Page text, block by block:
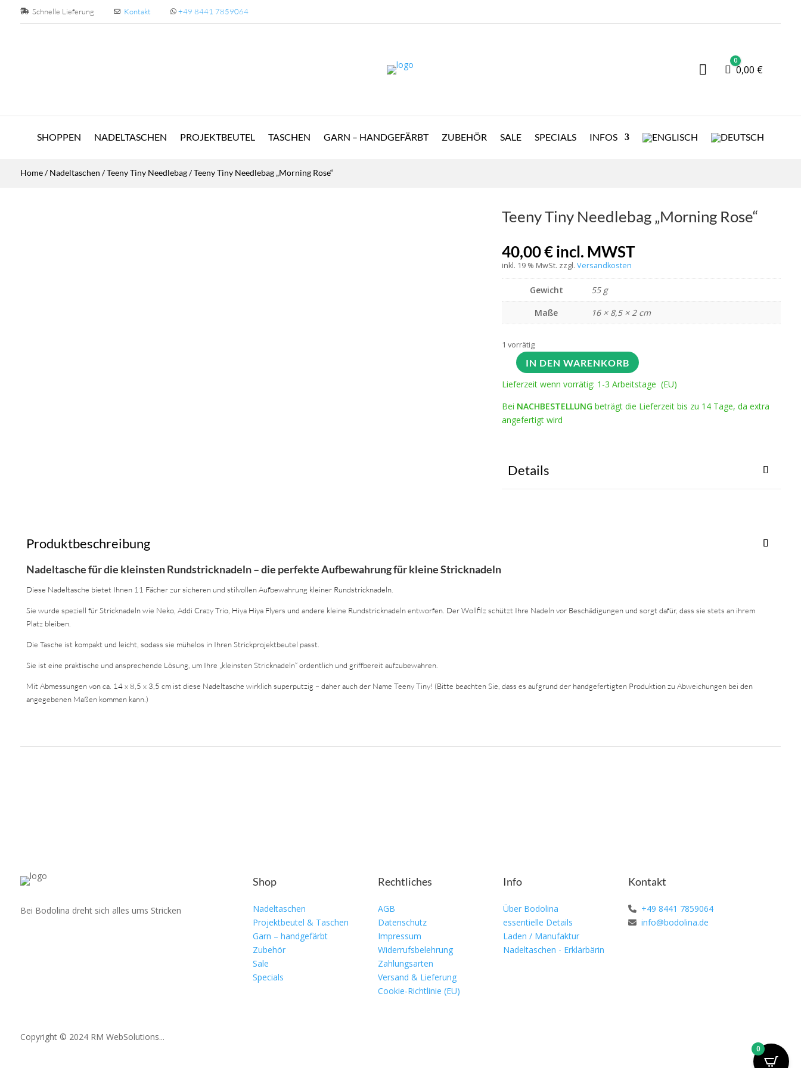
Schnelle Lieferung Kontakt +49 8441 7859064
 Warenkorb
0
0,00 €
SHOPPEN NADELTASCHEN PROJEKTBEUTEL TASCHEN GARN – HANDGEFÄRBT ZUBEHÖR SALE SPECIALS INFOS
Home/Nadeltaschen /Teeny Tiny Needlebag/ Teeny Tiny Needlebag „Morning Rose“
Teeny Tiny Needlebag „Morning Rose“
40,00€incl. MWST
inkl. 19 % MwSt. zzgl. Versandkosten
Gewicht
55 g
Maße
16 × 8,5 × 2 cm
1 vorrätig
IN DEN WARENKORB
Lieferzeit wenn vorrätig: 1-3 Arbeitstage (EU)
Bei NACHBESTELLUNG beträgt die Lieferzeit bis zu 14 Tage, da extra
angefertigt wird
Details
Produktbeschreibung
Nadeltasche für die kleinsten Rundstricknadeln – die perfekte Aufbewahrung für kleine Stricknadeln
Diese Nadeltasche bietet Ihnen 11 Fächer zur sicheren und stilvollen Aufbewahrung kleiner Rundstricknadeln.
Sie wurde speziell für Stricknadeln wie Neko, Addi Crazy Trio, Hiya Hiya Flyers und andere kleine Rundstricknadeln entworfen. Der Wollfilz schützt Ihre Nadeln vor Beschädigungen und sorgt dafür, dass sie stets an ihrem
Platz bleiben.
Die Tasche ist kompakt und leicht, sodass sie mühelos in Ihren Strickprojektbeutel passt.
Sie ist eine praktische und ansprechende Lösung, um Ihre „kleinsten Stricknadeln“ ordentlich und griffbereit aufzubewahren.
Mit Abmessungen von ca. 14 x 8,5 x 3,5 cm ist diese Nadeltasche wirklich superputzig – daher auch der Name Teeny Tiny! (Bitte beachten Sie, dass es aufgrund der handgefertigten Produktion zu Abweichungen bei den
angegebenen Maßen kommen kann.)
Bei Bodolina dreht sich alles ums Stricken
Shop
Nadeltaschen
Projektbeutel & Taschen
Garn – handgefärbt
Zubehör
Sale
Specials
Rechtliches
AGB
Datenschutz
Impressum
Widerrufsbelehrung
Zahlungsarten
Versand & Lieferung
Cookie-Richtlinie (EU)
Info
Über Bodolina
essentielle Details
Laden / Manufaktur
Nadeltaschen - Erklärbärin
Kontakt
+49 8441 7859064
info@bodolina.de
Copyright © 2024 RM WebSolutions...
0